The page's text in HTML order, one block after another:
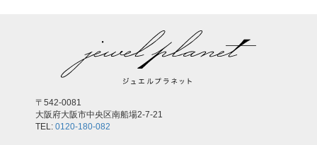
〒542-0081
大阪府大阪市中央区南船場2-7-21
TEL: 0120-180-082